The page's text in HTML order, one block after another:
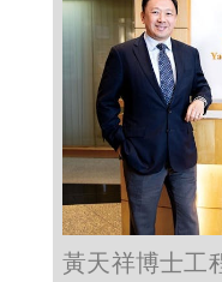
黃天祥博士工